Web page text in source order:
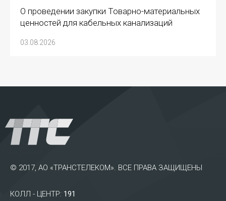
О проведении закупки Товарно-материальных
ценностей для кабельных канализаций
03.08.2026
© 2017, АО «ТРАНСТЕЛЕКОМ». ВСЕ ПРАВА ЗАЩИЩЕНЫ
КОЛЛ - ЦЕНТР: 191